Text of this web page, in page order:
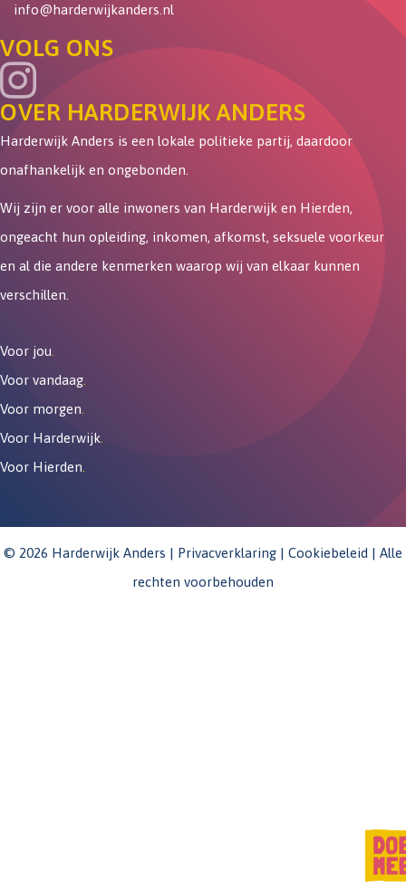
info@harderwijkanders.nl
VOLG ONS
OVER HARDERWIJK ANDERS
Harderwijk Anders is een lokale politieke partij, daardoor
onafhankelijk en ongebonden.
Wij zijn er voor alle inwoners van Harderwijk en Hierden,
ongeacht hun opleiding, inkomen, afkomst, seksuele voorkeur
en al die andere kenmerken waarop wij van elkaar kunnen
verschillen.
Voor jou
Voor vandaag
Voor morgen
Voor Harderwijk
Voor Hierden
© 2026 Harderwijk Anders | Privacverklaring | Cookiebeleid | Alle
rechten voorbehouden